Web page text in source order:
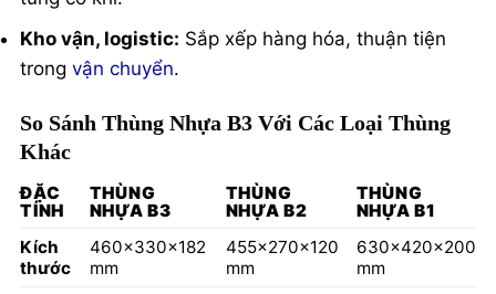
Kho vận, logistic: Sắp xếp hàng hóa, thuận tiện
trong vận chuyển.
So Sánh Thùng Nhựa B3 Với Các Loại Thùng
Khác
ĐẶC
TÍNH
THÙNG
NHỰA B3
THÙNG
NHỰA B2
THÙNG
NHỰA B1
Kích
thước
460x330x182
mm
455x270x120
mm
630x420x200
mm